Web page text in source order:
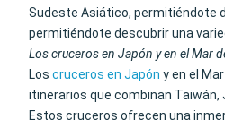
Sudeste Asiático, permitiéndote
permitiéndote descubrir una
Los cruceros en Japón y en el Mar
Los cruceros en Japón y en el
itinerarios que combinan Taiwán,
Estos cruceros ofrecen una